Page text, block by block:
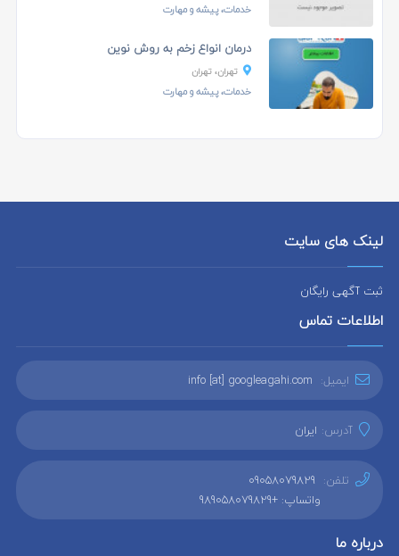
خدمات، پیشه و مهارت
درمان انواع زخم به روش نوین
تهران، تهران
خدمات، پیشه و مهارت
لینک های سایت
ثبت آگهی رایگان
اطلاعات تماس
ایمیل: info [at] googleagahi.com
آدرس: ایران
تلفن: 09058079829
واتساپ: +989058079829
درباره ما